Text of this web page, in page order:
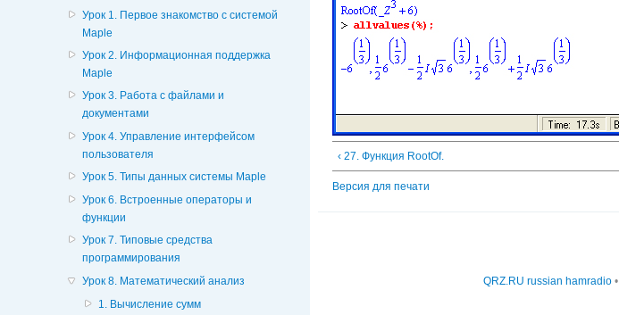
Урок 1. Первое знакомство с системой
Maple
Урок 2. Информационная поддержка
Maple
Урок 3. Работа с файлами и
документами
Урок 4. Управление интерфейсом
пользователя
Урок 5. Типы данных системы Maple
Урок 6. Встроенные операторы и
функции
Урок 7. Типовые средства
программирования
Урок 8. Математический анализ
1. Вычисление сумм
‹ 27. Функция RootOf.
Версия для печати
QRZ.RU russian hamradio•